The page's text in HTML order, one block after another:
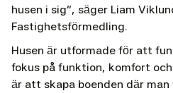
husen i sig", säger Liam
Fastighetsförmedling.
Husen är utformade för att
fokus på funktion, komfort
är att skapa boenden där